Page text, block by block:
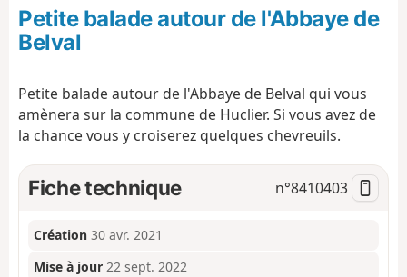
d
l
i
t
o
Petite balade autour de l'Abbaye de
Belval
Petite balade autour de l'Abbaye de Belval qui vous
amènera sur la commune de Huclier. Si vous avez de
la chance vous y croiserez quelques chevreuils.
Fiche technique n°8410403
Création 30 avr. 2021
Mise à jour 22 sept. 2022